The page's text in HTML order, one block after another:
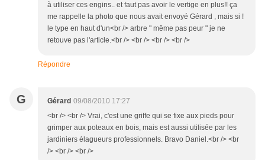
à utiliser ces engins.. et faut pas avoir le vertige en plus!! ça
me rappelle la photo que nous avait envoyé Gérard , mais si !
le type en haut d'un<br /> arbre " même pas peur " je ne
retouve pas l'article.<br /> <br /> <br /> <br />
Répondre
G Gérard 09/08/2010 17:27
<br /> <br /> Vrai, c'est une griffe qui se fixe aux pieds pour
grimper aux poteaux en bois, mais est aussi utilisée par les
jardiniers élagueurs professionnels. Bravo Daniel.<br /> <br
/> <br /> <br />